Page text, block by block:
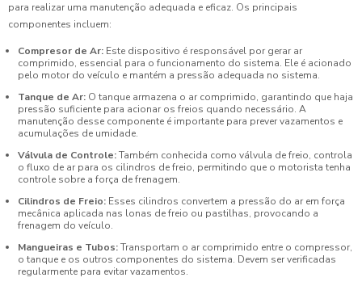
para realizar uma manutenção adequada e eficaz. Os principais
componentes incluem:
Compresor de Ar: Este dispositivo é responsável por gerar ar
comprimido, essencial para o funcionamento do sistema. Ele é acionado
pelo motor do veículo e mantém a pressão adequada no sistema.
Tanque de Ar: O tanque armazena o ar comprimido, garantindo que haja
pressão suficiente para acionar os freios quando necessário. A
manutenção desse componente é importante para prever vazamentos e
acumulações de umidade.
Válvula de Controle:Também conhecida como válvula de freio, controla
o fluxo de ar para os cilindros de freio, permitindo que o motorista tenha
controle sobre a força de frenagem.
Cilindros de Freio: Esses cilindros convertem a pressão do ar em força
mecânica aplicada nas lonas de freio ou pastilhas, provocando a
frenagem do veículo.
Mangueiras e Tubos:Transportam o ar comprimido entre o compressor,
o tanque e os outros componentes do sistema. Devem ser verificadas
regularmente para evitar vazamentos.